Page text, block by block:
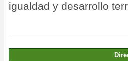
igualdad y desarrollo